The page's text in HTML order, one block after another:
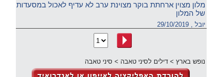
מלון מצוין ארחתת בוקר מצוינת ערב לא עדיף לאכול במסעדות
של המלון
יובל , 29/10/2019
נופש בארץ > דילים לסיני טאבה > סיני טאבה